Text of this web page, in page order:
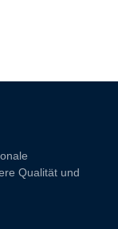
Qualität und